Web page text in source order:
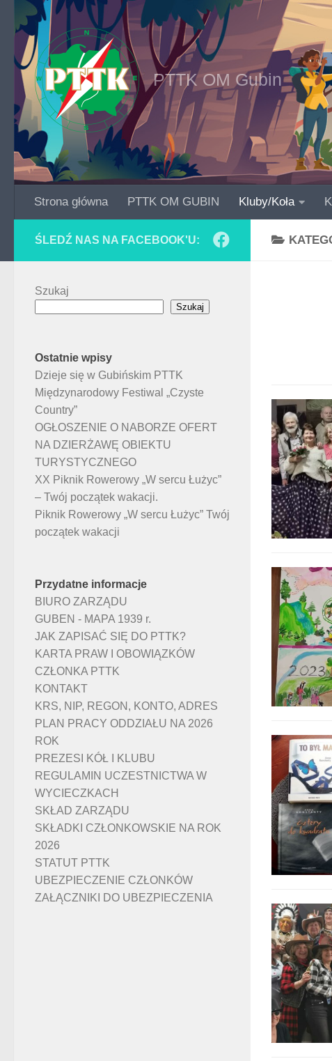
Skip to content
PTTK OM Gubin
Strona główna PTTK OM GUBIN Kluby/Koła
ŚLEDŹ NAS NA FACEBOOK'U:
Szukaj
Szukaj
Ostatnie wpisy
Dzieje się w Gubińskim PTTK
Międzynarodowy Festiwal „Czyste
Country”
OGŁOSZENIE O NABORZE OFERT
NA DZIERŻAWĘ OBIEKTU
TURYSTYCZNEGO
XX Piknik Rowerowy „W sercu Łużyc”
– Twój początek wakacji.
Piknik Rowerowy „W sercu Łużyc” Twój
początek wakacji
Przydatne informacje
BIURO ZARZĄDU
GUBEN - MAPA 1939 r.
JAK ZAPISAĆ SIĘ DO PTTK?
KARTA PRAW I OBOWIĄZKÓW
CZŁONKA PTTK
KONTAKT
KRS, NIP, REGON, KONTO, ADRES
PLAN PRACY ODDZIAŁU NA 2026
ROK
PREZESI KÓŁ I KLUBU
REGULAMIN UCZESTNICTWA W
WYCIECZKACH
SKŁAD ZARZĄDU
SKŁADKI CZŁONKOWSKIE NA ROK
2026
STATUT PTTK
UBEZPIECZENIE CZŁONKÓW
ZAŁĄCZNIKI DO UBEZPIECZENIA